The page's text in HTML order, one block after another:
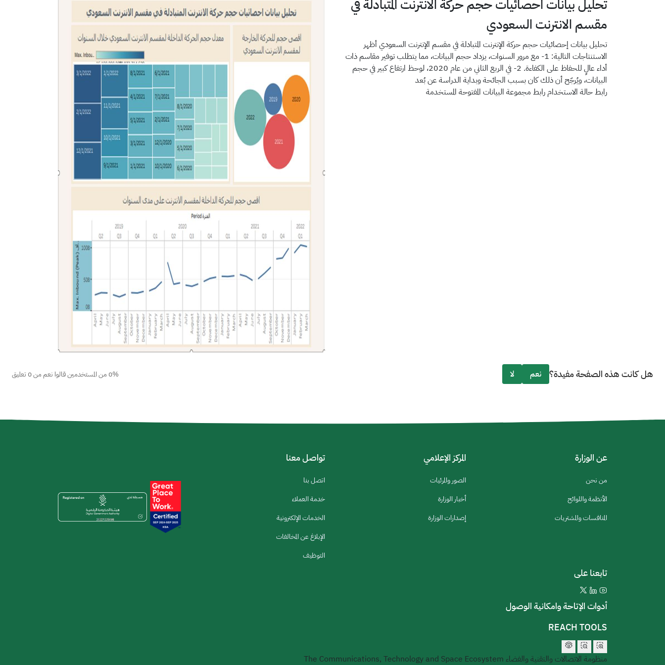
الشكاوى والمقترحات
وسائل التواصل الاجتماعي
تنمية قدرات القطاع غير الربحي
تحليل بيانات احصائيات حجم حركة الانترنت المتبادلة في
مقسم الانترنت السعودي
تحليل بيانات إحصائيات حجم حركة الإنترنت المتبادلة في مقسم الإنترنت السعودي أظهر
الاستنتاجات التالية: 1- مع مرور السنوات، يزداد حجم البيانات، مما يتطلب توفير مقاسم ذات
أداء عالٍ للحفاظ على الكفاءة. 2- في الربع الثاني من عام 2020، لوحظ ارتفاع كبير في حجم
البيانات، ويُرجّح أن ذلك كان بسبب الجائحة وبداية الدراسة عن بُعد
رابط حالة الاستخدام رابط مجموعة البيانات المفتوحة المستخدمة
هل كانت هذه الصفحة مفيدة؟ نعم لا 0% من المستخدمين قالوا نعم من 0 تعليق
عن الوزارة
من نحن
الأنظمة واللوائح
المنافسات والمشتريات
المركز الإعلامي
الصور والمرئيات
أخبار الوزارة
إصدارات الوزارة
تواصل معنا
اتصل بنا
خدمة العملاء
الخدمات الإلكترونية
الإبلاغ عن المخالفات
التوظيف
تابعنا على
أدوات الإتاحة وامكانية الوصول
REACH TOOLS
منظومة الاتصالات والتقنية والفضاء The Communications, Technology and Space Ecosystem